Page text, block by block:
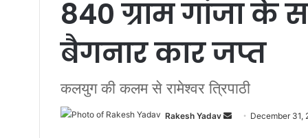
840 ग्राम गांजा के
बैगनार कार जप्त
कलयुग की कलम से रामेश्वर त्रिपाठी
Rakesh Yadav December 31,